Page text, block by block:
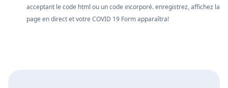
acceptant le code html ou un code incorporé. enregistrez, affichez la
page en direct et votre COVID 19 Form apparaîtra!